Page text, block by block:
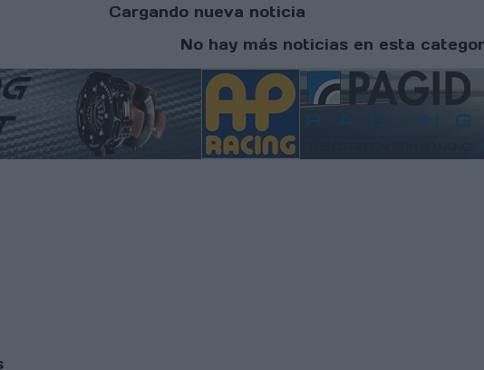
Cargando nueva noticia
No hay más noticias en esta